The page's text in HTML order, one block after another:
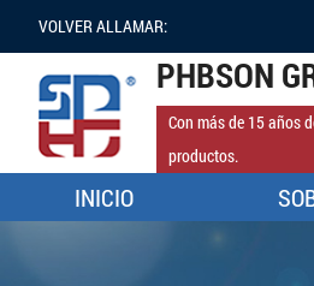
VOLVER ALLAMAR:
PHBSON
Con más de 15 años
productos.
INICIO